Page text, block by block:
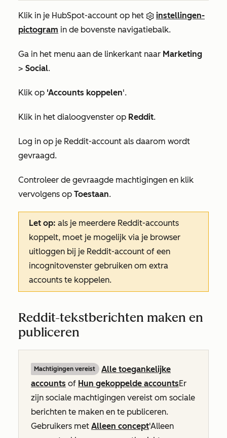
Klik in je HubSpot-account op het
instellingen-
pictogram in de bovenste navigatiebalk.
Ga in het menu aan de linkerkant naar Marketing
> Social.
Klik op 'Accounts koppelen'.
Klik in het dialoogvenster op Reddit.
Log in op je Reddit-account als daarom wordt
gevraagd.
Controleer de gevraagde machtigingen en klik
vervolgens op Toestaan.
Let op: als je meerdere Reddit-accounts
koppelt, moet je mogelijk via je browser
uitloggen bij je Reddit-account of een
incognitovenster gebruiken om extra
accounts te koppelen.
Reddit-tekstberichten maken en
publiceren
Machtigingen vereist
Alle toegankelijke
accounts of Hun gekoppelde accountsEr
zijn sociale machtigingen vereist om sociale
berichten te maken en te publiceren.
Gebruikers met Alleen concept'Alleen